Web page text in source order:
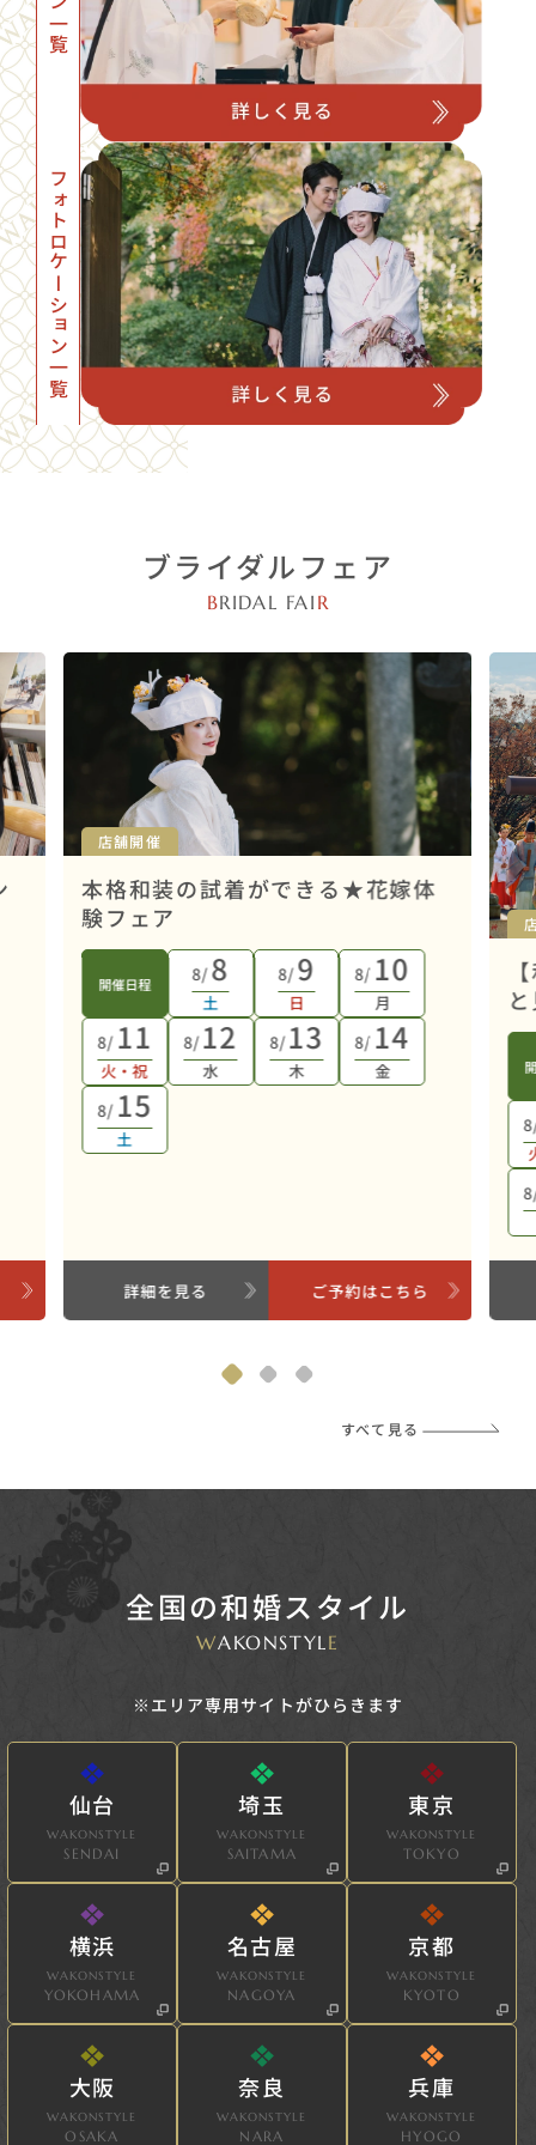
フォトロケーション一覧
ブライダルフェア
BRIDAL FAI R
店舗開催
本格和装の試着ができる★花嫁体
験フェア
開催日程 8/8
土
8/9
日
8/ 10
月
8/ 11
火・祝
8/12
水
8/13
木
8/ 14
金
8/ 15
土
詳細を見る ご予約はこちら
すべて見る
全国の和婚スタイル
WAKONSTYLE
※エリア専用サイトがひらきます
仙台
WAKONSTYLE
SENDAI
埼玉
WAKONSTYLE
SAITAMA
東京
WAKONSTYLE
TOKYO
横浜
WAKONSTYLE
YOKOHAMA
名古屋
WAKONSTYLE
NAGOYA
京都
WAKONSTYLE
KYOTO
大阪
WAKONSTYLE
OSAKA
奈良
WAKONSTYLE
NARA
兵庫
WAKONSTYLE
HYOGO